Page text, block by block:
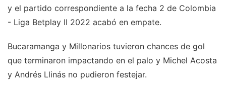
y el partido correspondiente a la fecha 2 de Colombia
- Liga Betplay II 2022 acabó en empate.
Bucaramanga y Millonarios tuvieron chances de gol
que terminaron impactando en el palo y Michel Acosta
y Andrés Llinás no pudieron festejar.